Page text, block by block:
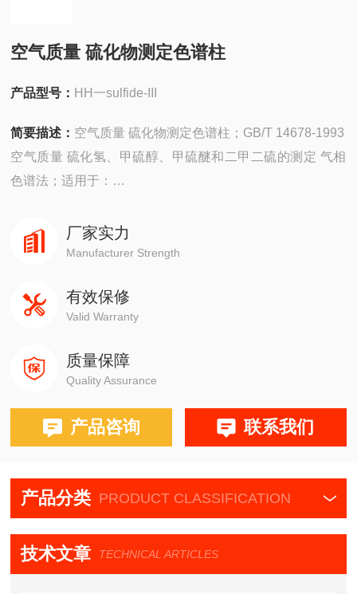
空气质量 硫化物测定色谱柱
产品型号： HH一sulfide-III
简要描述： 空气质量 硫化物测定色谱柱；GB/T 14678-1993
空气质量 硫化氢、甲硫醇、甲硫醚和二甲二硫的测定 气相
色谱法；适用于：
安捷伦490在线/便携，
4890,5890,6890,7820,7890,8860,8890
岛津GC-14C，GC-2010，GC-2014，GC-2030
布鲁克PE580,590,680
厂家实力
Manufacturer Strength
有效保修
Valid Warranty
质量保障
Quality Assurance
产品咨询 联系我们
产品分类 PRODUCT CLASSIFICATION
技术文章 TECHNICAL ARTICLES